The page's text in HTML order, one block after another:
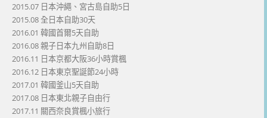
2015.07 日本沖繩、宮古島自助5日
2015.08 全日本自助30天
2016.01 韓國首爾5天自助
2016.08 親子日本九州自助8日
2016.11 日本京都大阪36小時賞楓
2016.12 日本東京聖誕節24小時
2017.01 韓國釜山5天自助
2017.08 日本東北親子自由行
2017.11 關西奈良賞楓小旅行